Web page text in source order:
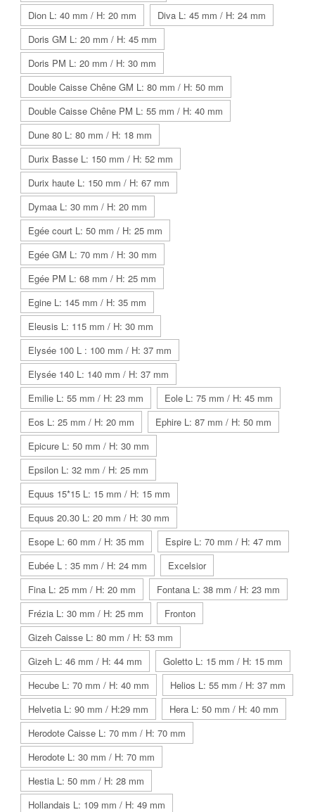
Dion L: 40 mm / H: 20 mm
Diva L: 45 mm / H: 24 mm
Doris GM L: 20 mm / H: 45 mm
Doris PM L: 20 mm / H: 30 mm
Double Caisse Chêne GM L: 80 mm / H: 50 mm
Double Caisse Chêne PM L: 55 mm / H: 40 mm
Dune 80 L: 80 mm / H: 18 mm
Durix Basse L: 150 mm / H: 52 mm
Durix haute L: 150 mm / H: 67 mm
Dymaa L: 30 mm / H: 20 mm
Egée court L: 50 mm / H: 25 mm
Egée GM L: 70 mm / H: 30 mm
Egée PM L: 68 mm / H: 25 mm
Egine L: 145 mm / H: 35 mm
Eleusis L: 115 mm / H: 30 mm
Elysée 100 L : 100 mm / H: 37 mm
Elysée 140 L: 140 mm / H: 37 mm
Emilie L: 55 mm / H: 23 mm
Eole L: 75 mm / H: 45 mm
Eos L: 25 mm / H: 20 mm
Ephire L: 87 mm / H: 50 mm
Epicure L: 50 mm / H: 30 mm
Epsilon L: 32 mm / H: 25 mm
Equus 15*15 L: 15 mm / H: 15 mm
Equus 20.30 L: 20 mm / H: 30 mm
Esope L: 60 mm / H: 35 mm
Espire L: 70 mm / H: 47 mm
Eubée L : 35 mm / H: 24 mm
Excelsior
Fina L: 25 mm / H: 20 mm
Fontana L: 38 mm / H: 23 mm
Frézia L: 30 mm / H: 25 mm
Fronton
Gizeh Caisse L: 80 mm / H: 53 mm
Gizeh L: 46 mm / H: 44 mm
Goletto L: 15 mm / H: 15 mm
Hecube L: 70 mm / H: 40 mm
Helios L: 55 mm / H: 37 mm
Helvetia L: 90 mm / H:29 mm
Hera L: 50 mm / H: 40 mm
Herodote Caisse L: 70 mm / H: 70 mm
Herodote L: 30 mm / H: 70 mm
Hestia L: 50 mm / H: 28 mm
Hollandais L: 109 mm / H: 49 mm